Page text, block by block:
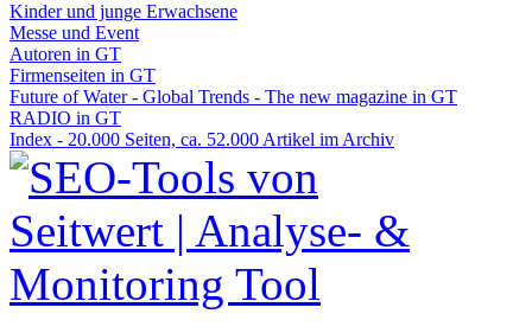
Kinder und junge Erwachsene
Messe und Event
Autoren in GT
Firmenseiten in GT
Future of Water - Global Trends - The new magazine in GT
RADIO in GT
Index - 20.000 Seiten, ca. 52.000 Artikel im Archiv